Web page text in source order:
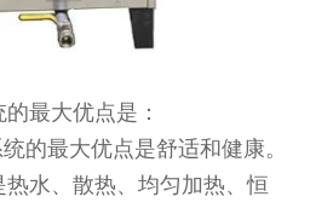
最大优点是：
最大优点是舒适和健康。
水、散热、均匀加热、恒